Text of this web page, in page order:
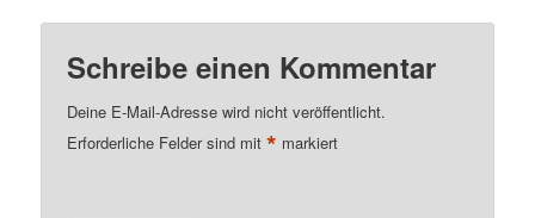
Schreibe einen Kommentar
Deine E-Mail-Adresse wird nicht veröffentlicht.
Erforderliche Felder sind mit* markiert